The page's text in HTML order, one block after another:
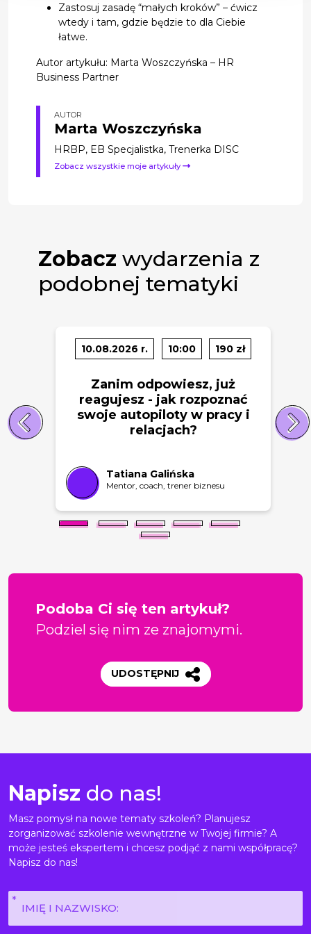
Zastosuj zasadę “małych kroków” – ćwicz
wtedy i tam, gdzie będzie to dla Ciebie
łatwe.
Autor artykułu: Marta Woszczyńska – HR
Business Partner
AUTOR
Marta Woszczyńska
HRBP, EB Specjalistka, Trenerka DISC
Zobacz wszystkie moje artykuły
Zobacz wydarzenia z
podobnej tematyki
10.08.2026 r. 10:00 190 zł
Zanim odpowiesz, już
reagujesz - jak rozpoznać
swoje autopiloty w pracy i
relacjach?
Tatiana Galińska
Mentor, coach, trener biznesu
Podoba Ci się ten artykuł?
Podziel się nim ze znajomymi.
UDOSTĘPNIJ
Napisz do nas!
Masz pomysł na nowe tematy szkoleń? Planujesz
zorganizować szkolenie wewnętrzne w Twojej firmie? A
może jesteś ekspertem i chcesz podjąć z nami współpracę?
Napisz do nas!
Imię